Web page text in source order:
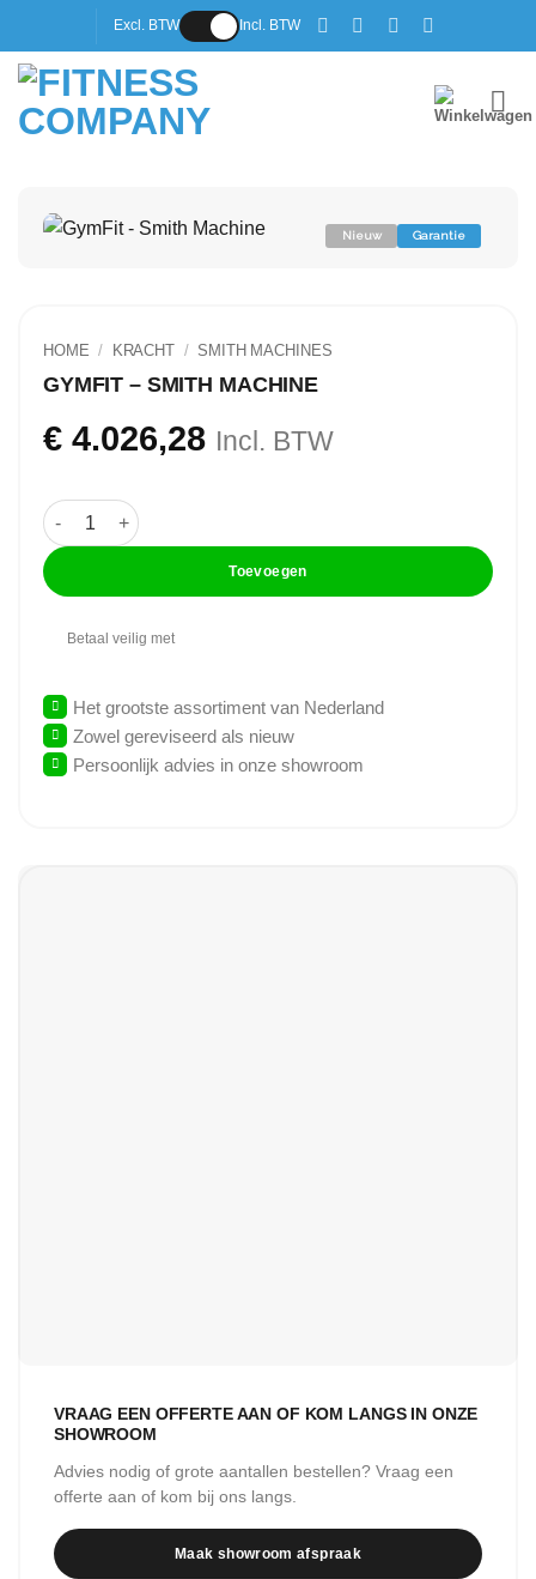
inhoud
Excl. BTW Incl. BTW
Nieuw Garantie
HOME / KRACHT / SMITH MACHINES
GYMFIT – SMITH MACHINE
€4.026,28 Incl. BTW
GymFit - Smith Machine aantal
Toevoegen
Betaal veilig met
Het grootste assortiment van Nederland
Zowel gereviseerd als nieuw
Persoonlijk advies in onze showroom
VRAAG EEN OFFERTE AAN OF KOM LANGS IN ONZE
SHOWROOM
Advies nodig of grote aantallen bestellen? Vraag een
offerte aan of kom bij ons langs.
Maak showroom afspraak